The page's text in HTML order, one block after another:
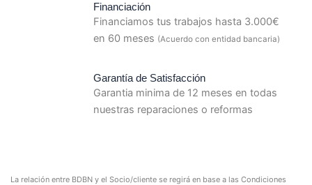
Financiación
Financiamos tus trabajos hasta 3.000€
en 60 meses (Acuerdo con entidad bancaria)
Garantía de Satisfacción
Garantia minima de 12 meses en todas
nuestras reparaciones o reformas
La relación entre BDBN y el Socio/cliente se regirá en base a las Condiciones